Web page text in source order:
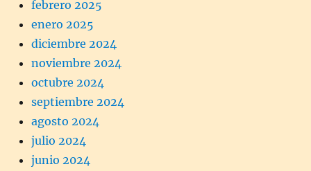
febrero 2025
enero 2025
diciembre 2024
noviembre 2024
octubre 2024
septiembre 2024
agosto 2024
julio 2024
junio 2024